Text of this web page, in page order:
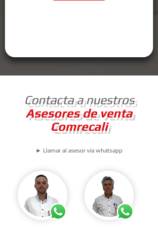
Contacta a nuestros
Asesores de venta
Comrecali
► Llamar al asesor vía whatsapp